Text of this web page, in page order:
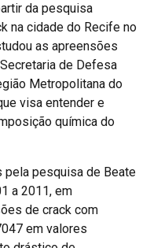
da pesquisa
na cidade do Recife no
as apreensões
de Defesa
Metropolitana do
visa entender e
química do
pela pesquisa de Beate
a 2011, em
de crack com
em valores